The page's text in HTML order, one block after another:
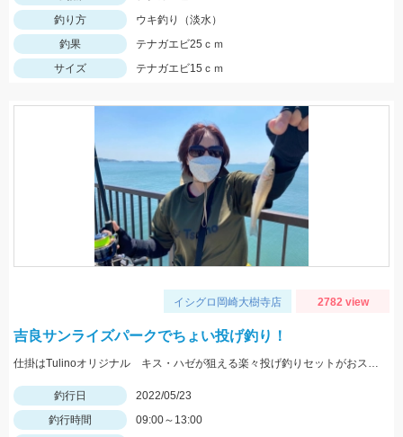
釣り方
ウキ釣り（淡水）
釣果
テナガエビ25ｃｍ
サイズ
テナガエビ15ｃｍ
イシグロ岡崎大樹寺店 2782 view
吉良サンライズパークでちょい投げ釣り！
仕掛はTulinoオリジナル キス・ハゼが狙える楽々投げ釣りセットがおススメです！
釣行日
2022/05/23
釣行時間
09:00～13:00